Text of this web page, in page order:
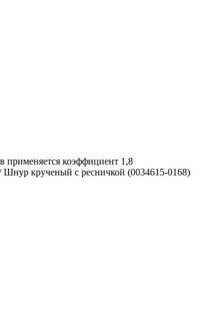
применяется коэффициент 1,8
Шнур крученый с ресничкой (0034615-0168)